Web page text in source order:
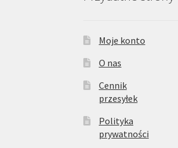
Moje konto
O nas
Cennik
przesyłek
Polityka
prywatności